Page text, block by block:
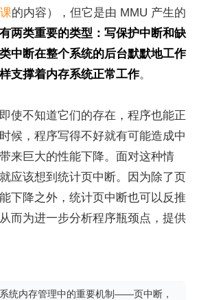
的内容），但它是由 MMU 产生的
两类重要的类型：写保护中断和缺
中断在整个系统的后台默默地工作
支撑着内存系统正常工作。
使不知道它们的存在，程序也能正
候，程序写得不好就有可能造成中
来巨大的性能下降。面对这种情
应该想到统计页中断。因为除了页
下降之外，统计页中断也可以反推
而为进一步分析程序瓶颈点，提供
统内存管理中的重要机制——页中断，